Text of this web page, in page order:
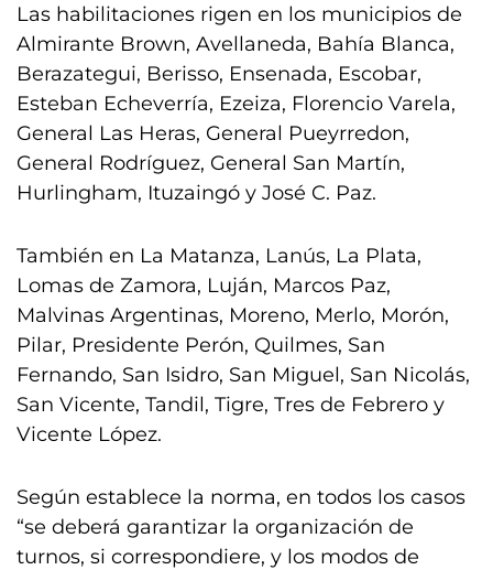
Las habilitaciones rigen en los municipios de
Almirante Brown, Avellaneda, Bahía Blanca,
Berazategui, Berisso, Ensenada, Escobar,
Esteban Echeverría, Ezeiza, Florencio Varela,
General Las Heras, General Pueyrredon,
General Rodríguez, General San Martín,
Hurlingham, Ituzaingó y José C. Paz.
También en La Matanza, Lanús, La Plata,
Lomas de Zamora, Luján, Marcos Paz,
Malvinas Argentinas, Moreno, Merlo, Morón,
Pilar, Presidente Perón, Quilmes, San
Fernando, San Isidro, San Miguel, San Nicolás,
San Vicente, Tandil, Tigre, Tres de Febrero y
Vicente López.
Según establece la norma, en todos los casos
“se deberá garantizar la organización de
turnos, si correspondiere, y los modos de